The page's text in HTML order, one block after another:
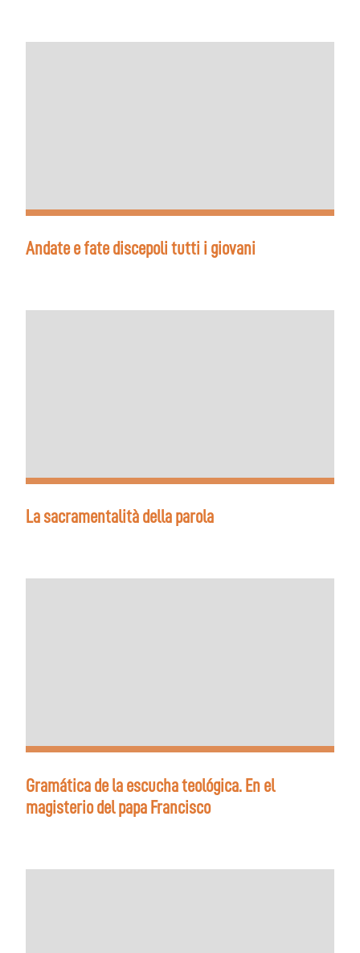
Andate e fate discepoli tutti i giovani
La sacramentalità della parola
Gramática de la escucha teológica. En el
magisterio del papa Francisco